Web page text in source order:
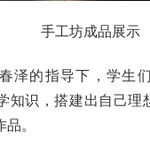
手工坊成品展示
泽的指导下，学生
知识，搭建出自己理
。